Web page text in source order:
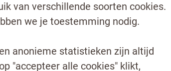
van verschillende soorten cookies.
we je toestemming nodig.
anonieme statistieken zijn altijd
"accepteer alle cookies" klikt,